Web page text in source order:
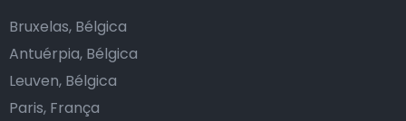
Bruxelas, Bélgica
Antuérpia, Bélgica
Leuven, Bélgica
Paris, França